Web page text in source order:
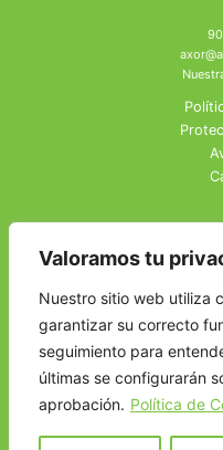
Valoramos tu
Nuestro sitio web utiliza
garantizar su correcto
seguimiento para
últimas se configurarán
aprobación. Política de